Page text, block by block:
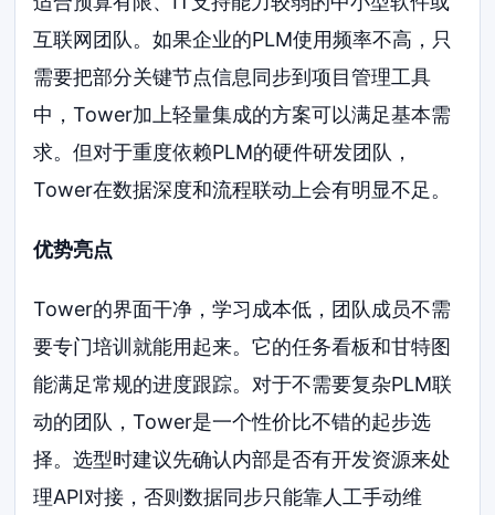
互联网团队。如果企业的PLM使用频率不高，只
需要把部分关键节点信息同步到项目管理工具
中，Tower加上轻量集成的方案可以满足基本需
求。但对于重度依赖PLM的硬件研发团队，
Tower在数据深度和流程联动上会有明显不足。
优势亮点
Tower的界面干净，学习成本低，团队成员不需
要专门培训就能用起来。它的任务看板和甘特图
能满足常规的进度跟踪。对于不需要复杂PLM联
动的团队，Tower是一个性价比不错的起步选
择。选型时建议先确认内部是否有开发资源来处
理API对接，否则数据同步只能靠人工手动维